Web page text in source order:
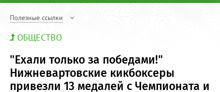
Полезные ссылки
ОБЩЕСТВО
"Ехали только за победами!"
Нижневартовские кикбоксеры
привезли 13 медалей с Чемпионата и